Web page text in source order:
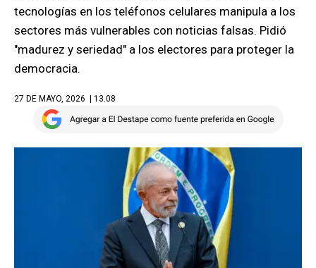
tecnologías en los teléfonos celulares manipula a los
sectores más vulnerables con noticias falsas. Pidió
"madurez y seriedad" a los electores para proteger la
democracia.
27 DE MAYO, 2026 | 13.08